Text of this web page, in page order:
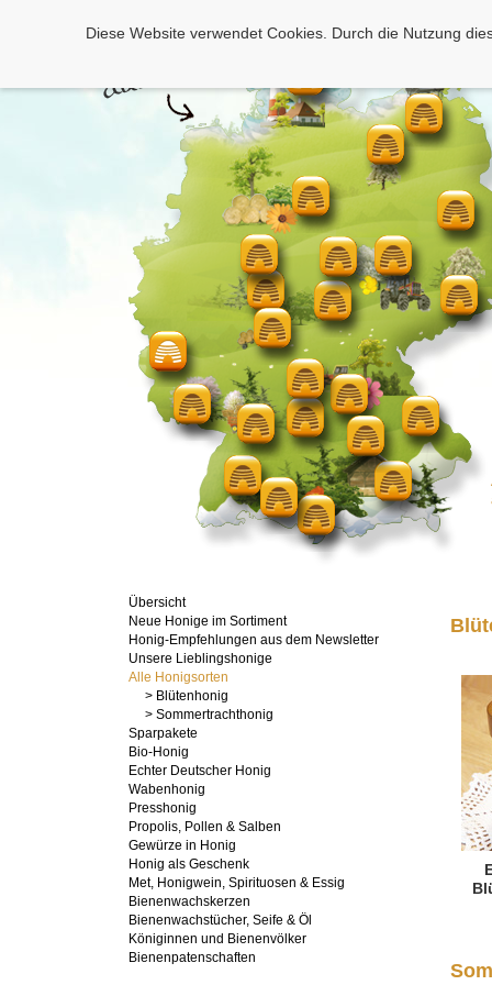
Diese Website verwendet Cookies. Durch die Nutzung
Übersicht
Neue Honige im Sortiment
Honig-Empfehlungen aus dem Newsletter
Unsere Lieblingshonige
Alle Honigsorten
> Blütenhonig
> Sommertrachthonig
Sparpakete
Bio-Honig
Echter Deutscher Honig
Wabenhonig
Presshonig
Propolis, Pollen & Salben
Gewürze in Honig
Honig als Geschenk
Met, Honigwein, Spirituosen & Essig
Bienenwachskerzen
Bienenwachstücher, Seife & Öl
Königinnen und Bienenvölker
Bienenpatenschaften